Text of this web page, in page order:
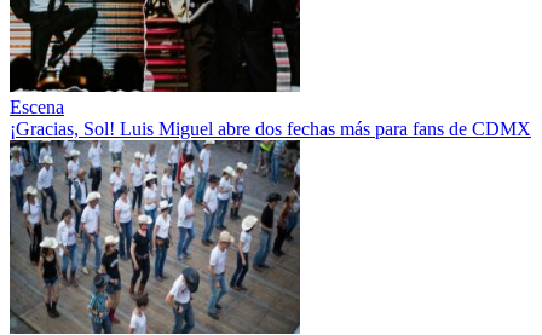
Escena
¡Gracias, Sol! Luis Miguel abre dos fechas más para fans de CDMX